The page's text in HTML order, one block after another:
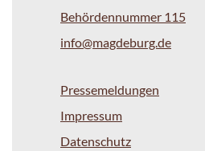
Behördennummer 115
info@magdeburg.de
Pressemeldungen
Impressum
Datenschutz